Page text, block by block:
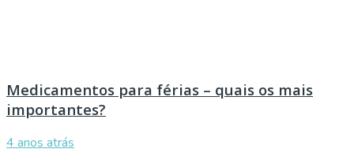
Medicamentos para férias – quais os mais
importantes?
4 anos atrás